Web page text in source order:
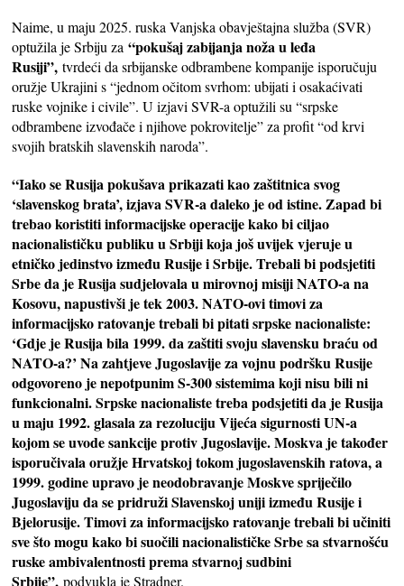
Naime, u maju 2025. ruska Vanjska obavještajna služba (SVR)
optužila je Srbiju za“pokušaj zabijanja noža u leđa
Rusiji”, tvrdeći da srbijanske odbrambene kompanije isporučuju
oružje Ukrajini s “jednom očitom svrhom: ubijati i osakaćivati ​​
ruske vojnike i civile”. U izjavi SVR-a optužili su “srpske
odbrambene izvođače i njihove pokrovitelje” za profit “od krvi
svojih bratskih slavenskih naroda”.
“Iako se Rusija pokušava prikazati kao zaštitnica svog
‘slavenskog brata’, izjava SVR-a daleko je od istine. Zapad bi
trebao koristiti informacijske operacije kako bi ciljao
nacionalističku publiku u Srbiji koja još uvijek vjeruje u
etničko jedinstvo između Rusije i Srbije. Trebali bi podsjetiti
Srbe da je Rusija sudjelovala u mirovnoj misiji NATO-a na
Kosovu, napustivši je tek 2003. NATO-ovi timovi za
informacijsko ratovanje trebali bi pitati srpske nacionaliste:
‘Gdje je Rusija bila 1999. da zaštiti svoju slavensku braću od
NATO-a?’ Na zahtjeve Jugoslavije za vojnu podršku Rusije
odgovoreno je nepotpunim S-300 sistemima koji nisu bili ni
funkcionalni. Srpske nacionaliste treba podsjetiti da je Rusija
u maju 1992. glasala za rezoluciju Vijeća sigurnosti UN-a
kojom se uvode sankcije protiv Jugoslavije. Moskva je također
isporučivala oružje Hrvatskoj tokom jugoslavenskih ratova, a
1999. godine upravo je neodobravanje Moskve spriječilo
Jugoslaviju da se pridruži Slavenskoj uniji između Rusije i
Bjelorusije. Timovi za informacijsko ratovanje trebali bi učiniti
sve što mogu kako bi suočili nacionalističke Srbe sa stvarnošću
ruske ambivalentnosti prema stvarnoj sudbini
Srbije”, podvukla je Stradner.